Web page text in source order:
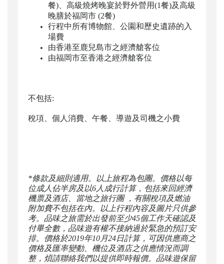
餐)、 高級燒烤晚宴於野外營用(1餐)及高級
晚膳於福岡市 (2餐)
行程中所有博物館、公園和歷史遺跡的入
場費
由香港至鹿兒島市之經濟艙客位
由福岡市至香港之經濟艙客位
不包括:
稅項、個人消費、午餐、導遊及司機之小費
*條款及細則適用。以上旅程為包團。價格以每
位成人佔半房及以6人成行計算，包括來回經濟
機票及酒店、當地之旅行團
，有關稅項及燃油
附加費不包括在內。以上行程內容及圖片只供參
考。品味之旅需於出發前至少45個工作天確認及
付畢全數，品味遊有權不接納過於緊急的預訂安
排。價格於2019年10月24日計算，可因供應商之
價格及匯率變動、機位及酒店之供應情況而調
整，煩請聯絡我們以提供即時報價。品味遊保留